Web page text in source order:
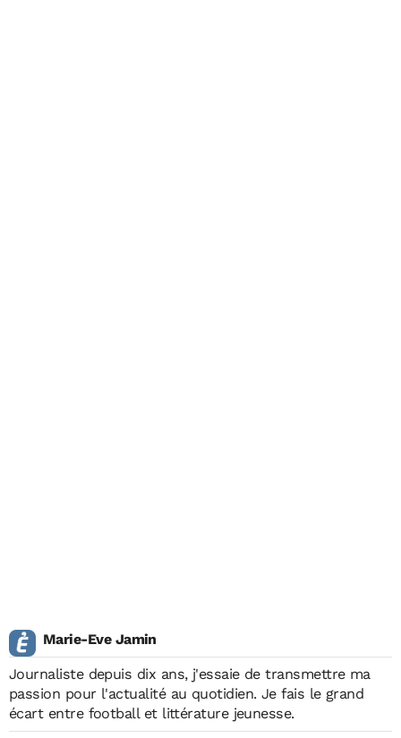
Marie-Eve Jamin
Journaliste depuis dix ans, j'essaie de transmettre ma
passion pour l'actualité au quotidien. Je fais le grand
écart entre football et littérature jeunesse.